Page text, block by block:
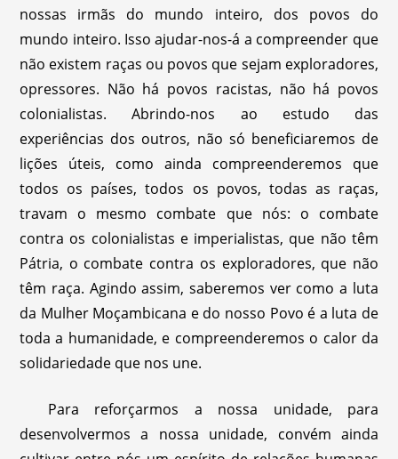
nossas irmãs do mundo inteiro, dos povos do
mundo inteiro. Isso ajudar-nos-á a compreender que
não existem raças ou povos que sejam exploradores,
opressores. Não há povos racistas, não há povos
colonialistas. Abrindo-nos ao estudo das
experiências dos outros, não só beneficiaremos de
lições úteis, como ainda compreenderemos que
todos os países, todos os povos, todas as raças,
travam o mesmo combate que nós: o combate
contra os colonialistas e imperialistas, que não têm
Pátria, o combate contra os exploradores, que não
têm raça. Agindo assim, saberemos ver como a luta
da Mulher Moçambicana e do nosso Povo é a luta de
toda a humanidade, e compreenderemos o calor da
solidariedade que nos une.
Para reforçarmos a nossa unidade, para
desenvolvermos a nossa unidade, convém ainda